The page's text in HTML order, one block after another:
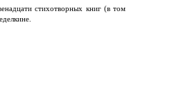
стихотворных книг (в том